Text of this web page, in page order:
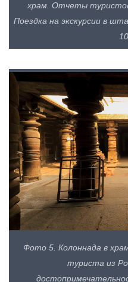
храм. Отчеты
Поездка на экскурсии в
Фото 5. Колоннада в
туриста из